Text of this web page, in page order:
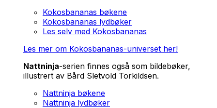
Kokosbananas bøkene
Kokosbananas lydbøker
Les selv med Kokosbananas
Les mer om Kokosbananas-universet her!
Nattninja-serien finnes også som bildebøker,
illustrert av Bård Sletvold Torkildsen.
Nattninja bøkene
Nattninja lydbøker